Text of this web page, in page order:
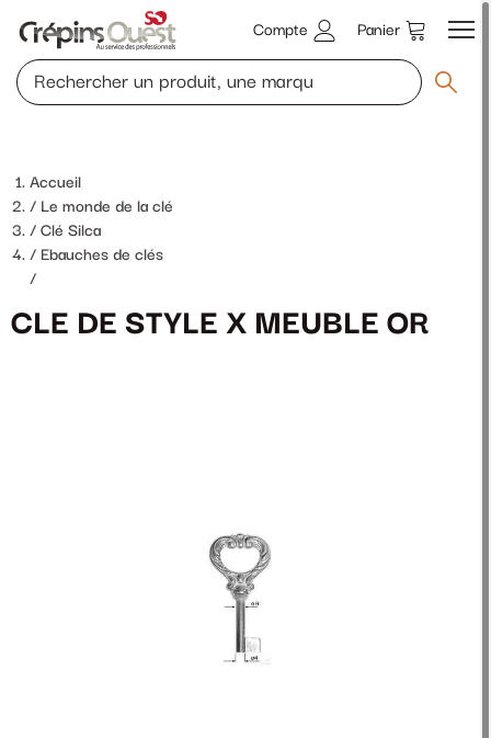
Compte Panier
Accueil
Le monde de la clé
Clé Silca
Ebauches de clés
/
CLE DE STYLE X MEUBLE OR